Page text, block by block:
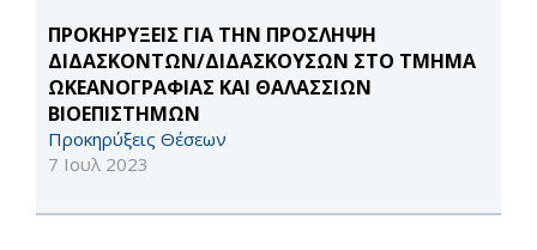
ΠΡΟΚΗΡΥΞΕΙΣ ΓΙΑ ΤΗΝ ΠΡΟΣΛΗΨΗ
ΔΙΔΑΣΚΟΝΤΩΝ/ΔΙΔΑΣΚΟΥΣΩΝ ΣΤΟ ΤΜΗΜΑ
ΩΚΕΑΝΟΓΡΑΦΙΑΣ ΚΑΙ ΘΑΛΑΣΣΙΩΝ
ΒΙΟΕΠΙΣΤΗΜΩΝ
Προκηρύξεις Θέσεων
7 Ιουλ 2023